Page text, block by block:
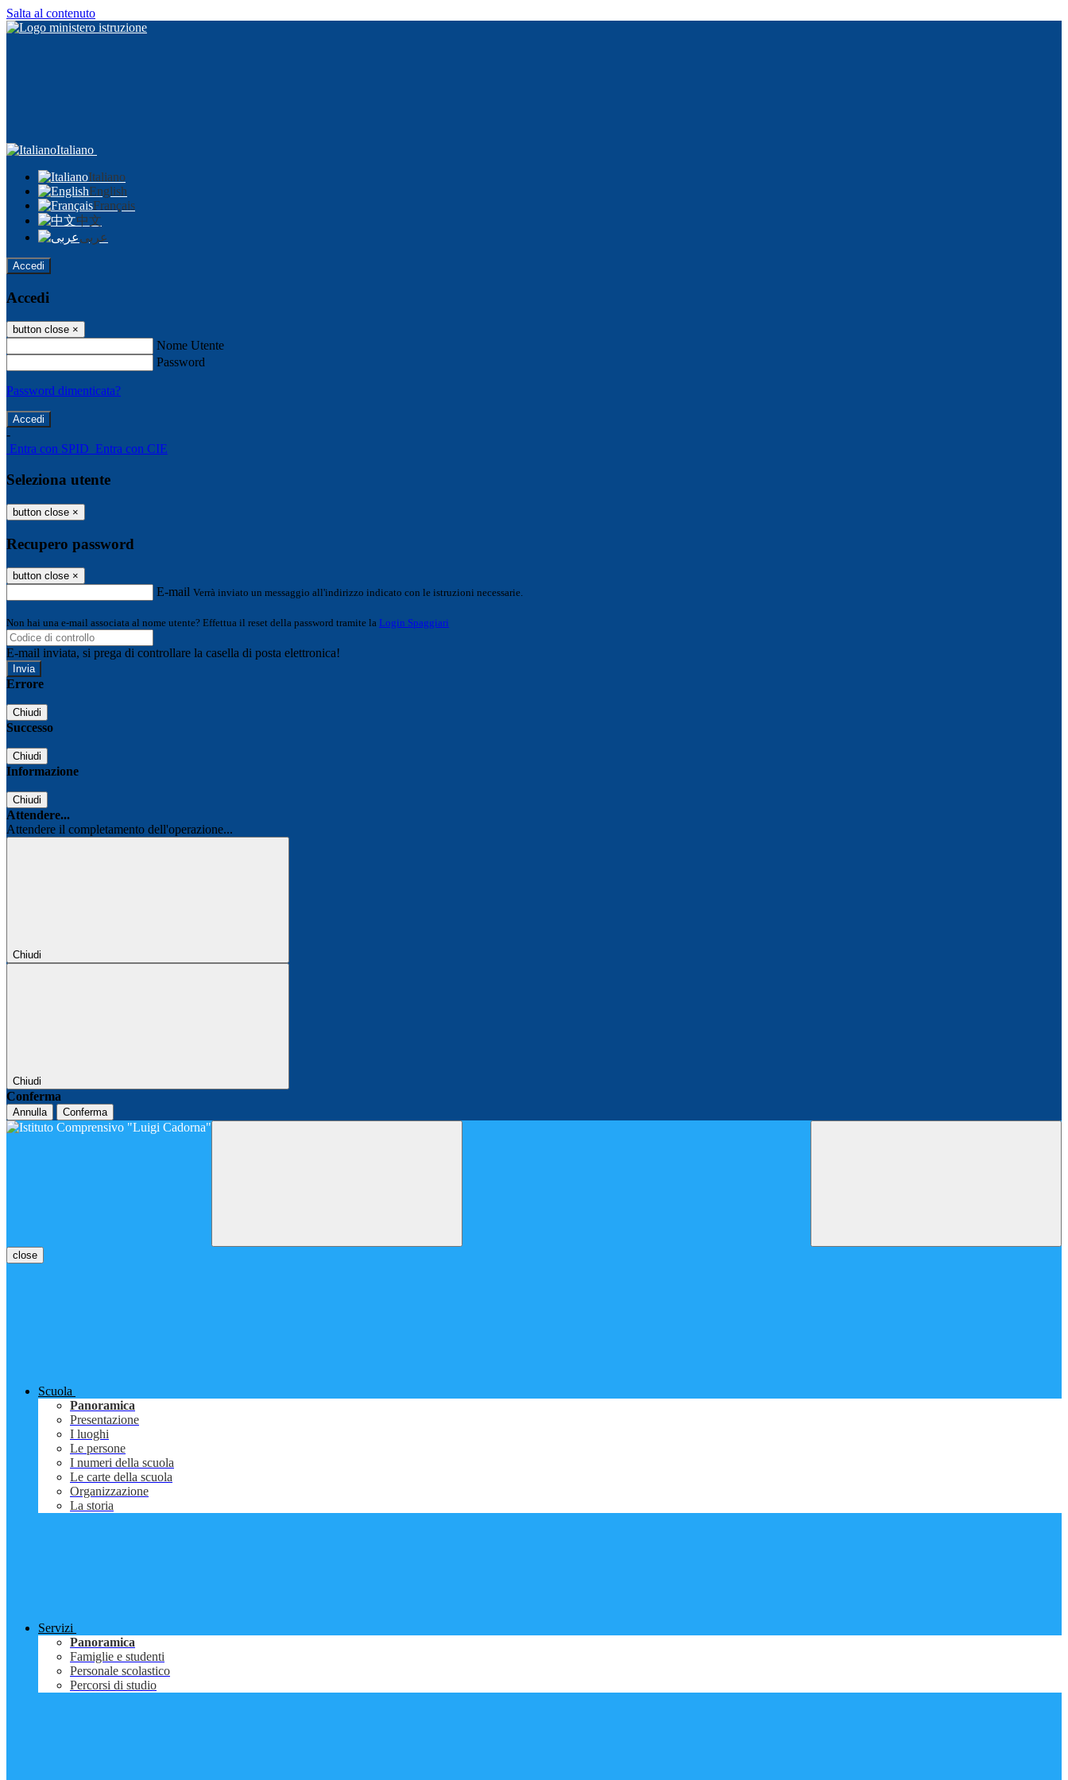
Salta al contenuto
Italiano
Italiano
English
Français
中文
عربى
Accedi
Accedi
button close ×
Nome Utente
Password
Password dimenticata?
-
Entra con SPID Entra con CIE
Seleziona utente
button close ×
Recupero password
button close ×
E-mail Verrà inviato un messaggio all'indirizzo indicato con le istruzioni necessarie.
Non hai una e-mail associata al nome utente? Effettua il reset della password tramite la Login Spaggiari
E-mail inviata, si prega di controllare la casella di posta elettronica!
Errore
Chiudi
Successo
Chiudi
Informazione
Chiudi
Attendere...
Attendere il completamento dell'operazione...
Chiudi
Chiudi
Conferma
Annulla Conferma
close
Scuola
Panoramica
Presentazione
I luoghi
Le persone
I numeri della scuola
Le carte della scuola
Organizzazione
La storia
Servizi
Panoramica
Famiglie e studenti
Personale scolastico
Percorsi di studio